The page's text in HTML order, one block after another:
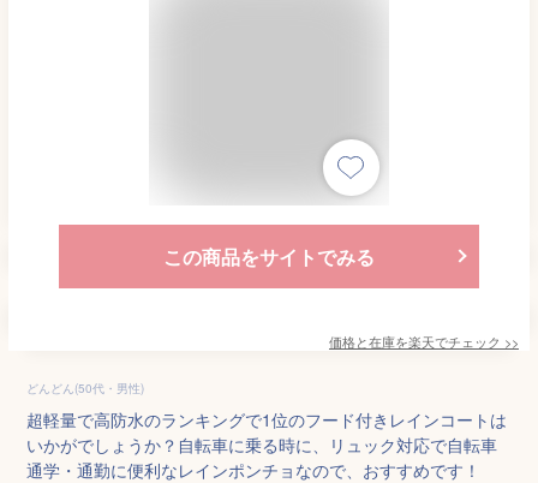
この商品をサイトでみる
価格と在庫を楽天でチェック >>
どんどん(50代・男性)
超軽量で高防水のランキングで1位のフード付きレインコートは
いかがでしょうか？自転車に乗る時に、リュック対応で自転車
通学・通勤に便利なレインポンチョなので、おすすめです！